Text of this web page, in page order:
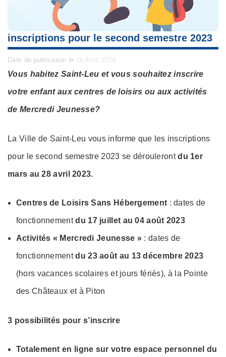
Accueil de Loisirs : ouverture des
inscriptions pour le second semestre 2023
Date de publication le Posted
on
11 Avril 2023
Vous habitez Saint-Leu et vous souhaitez inscrire
votre enfant aux centres de loisirs ou aux activités
de Mercredi Jeunesse?
La Ville de Saint-Leu vous informe que les inscriptions
pour le second semestre 2023 se déroulerontdu 1er
mars au 28 avril 2023.
Centres de Loisirs Sans Hébergement : dates de
fonctionnementdu 17 juillet au 04 août 2023
Activités « Mercredi Jeunesse » : dates de
fonctionnementdu 23 août au 13 décembre 2023
(hors vacances scolaires et jours fériés), à la Pointe
des Châteaux et à Piton
3 possibilités pour s’inscrire
Totalement en ligne sur votre espace personnel du